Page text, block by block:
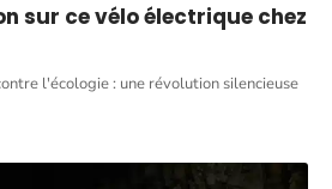
sur ce vélo électrique chez
l'écologie : une révolution silencieuse